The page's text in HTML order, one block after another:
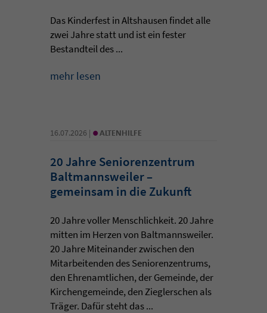
Das Kinderfest in Altshausen findet alle
zwei Jahre statt und ist ein fester
Bestandteil des ...
mehr lesen
16.07.2026 | • ALTENHILFE
20 Jahre Seniorenzentrum
Baltmannsweiler –
gemeinsam in die Zukunft
20 Jahre voller Menschlichkeit. 20 Jahre
mitten im Herzen von Baltmannsweiler.
20 Jahre Miteinander zwischen den
Mitarbeitenden des Seniorenzentrums,
den Ehrenamtlichen, der Gemeinde, der
Kirchengemeinde, den Zieglerschen als
Träger. Dafür steht das ...